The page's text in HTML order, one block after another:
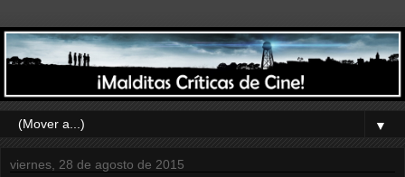
▼
viernes, 28 de agosto de 2015